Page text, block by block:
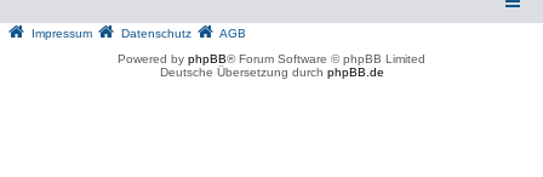
Impressum Datenschutz
AGB
Powered by phpBB® Forum Software © phpBB Limited
Deutsche Übersetzung durch phpBB.de